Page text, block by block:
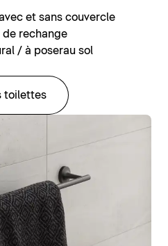
et sans couvercle
rechange
/ à poserau sol
toilettes